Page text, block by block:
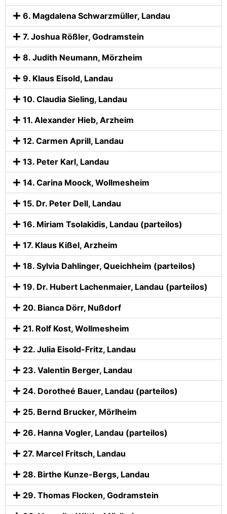
6. Magdalena Schwarzmüller, Landau
7. Joshua Rößler, Godramstein
8. Judith Neumann, Mörzheim
9. Klaus Eisold, Landau
10. Claudia Sieling, Landau
11. Alexander Hieb, Arzheim
12. Carmen Aprill, Landau
13. Peter Karl, Landau
14. Carina Moock, Wollmesheim
15. Dr. Peter Dell, Landau
16. Miriam Tsolakidis, Landau (parteilos)
17. Klaus Kißel, Arzheim
18. Sylvia Dahlinger, Queichheim (parteilos)
19. Dr. Hubert Lachenmaier, Landau (parteilos)
20. Bianca Dörr, Nußdorf
21. Rolf Kost, Wollmesheim
22. Julia Eisold-Fritz, Landau
23. Valentin Berger, Landau
24. Dorotheé Bauer, Landau (parteilos)
25. Bernd Brucker, Mörlheim
26. Hanna Vogler, Landau (parteilos)
27. Marcel Fritsch, Landau
28. Birthe Kunze-Bergs, Landau
29. Thomas Flocken, Godramstein